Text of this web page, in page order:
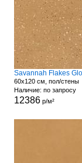
Savannah Flakes
60x120 см, пол/стены
Наличие: по запросу
12386р/м²